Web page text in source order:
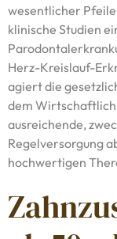
wesentlicher
klinische Studien
Herz-Kreislauf-
agiert die
dem
ausreichende,
Regelversorgung
hochwertigen